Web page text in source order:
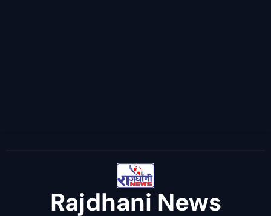
Rajdhani News